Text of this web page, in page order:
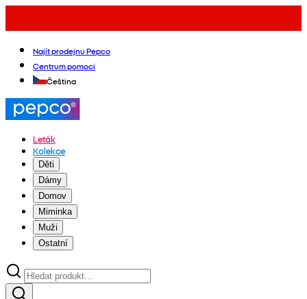
Najít prodejnu Pepco
Centrum pomoci
Čeština
Leták
Kolekce
Děti
Dámy
Domov
Miminka
Muži
Ostatní